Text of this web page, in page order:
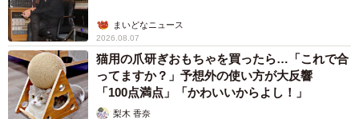
まいどなニュース
2026.08.07
猫用の爪研ぎおもちゃを買ったら…「これで合
ってますか？」予想外の使い方が大反響
「100点満点」「かわいいからよし！」
梨木 香奈